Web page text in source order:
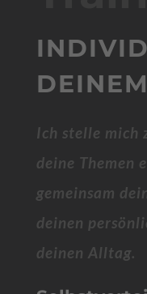
Ich stelle mich
deine Themen
gemeinsam
deinen
deinen Alltag.